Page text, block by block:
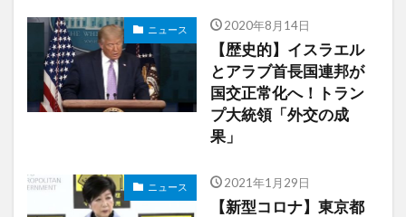
ニュース 2020年8月14日
【歴史的】イスラエル
とアラブ首長国連邦が
国交正常化へ！トラン
プ大統領「外交の成
果」
ニュース 2021年1月29日
【新型コロナ】東京都